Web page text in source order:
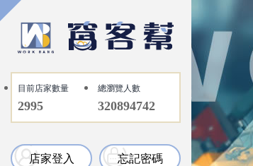
目前店家數量
2995
總瀏覽人數
320894742
店家登入 忘記密碼